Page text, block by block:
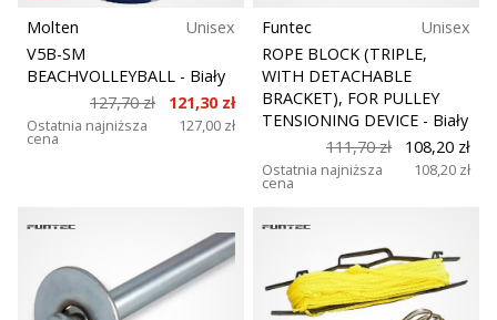
Molten
Unisex
V5B-SM
BEACHVOLLEYBALL - Biały
127,70 zł
121,30 zł
Ostatnia najniższa
cena
127,00 zł
Funtec
Unisex
ROPE BLOCK (TRIPLE,
WITH DETACHABLE
BRACKET), FOR PULLEY
TENSIONING DEVICE - Biały
111,70 zł
108,20 zł
Ostatnia najniższa
cena
108,20 zł